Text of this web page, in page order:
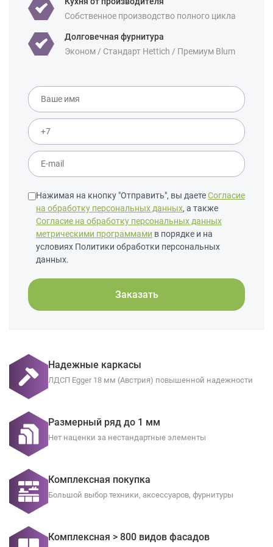
Собственное производство полного цикла
Долговечная фурнитура
Эконом / Стандарт Hettich / Премиум Blum
Нажимая на кнопку "Отправить", вы даетеСогласие
на обработку персональных данных, а также
Согласие на обработку персональных данных
метрическими программами в порядке и на
условиях Политики обработки персональных
данных.
Заказать
Надежные каркасы
ЛДСП Egger 18 мм (Австрия) повышенной надежности
Размерный ряд до 1 мм
Нет наценки за нестандартные элементы
Комплексная покупка
Большой выбор техники, аксессуаров, фурнитуры
Комплексная > 800 видов фасадов